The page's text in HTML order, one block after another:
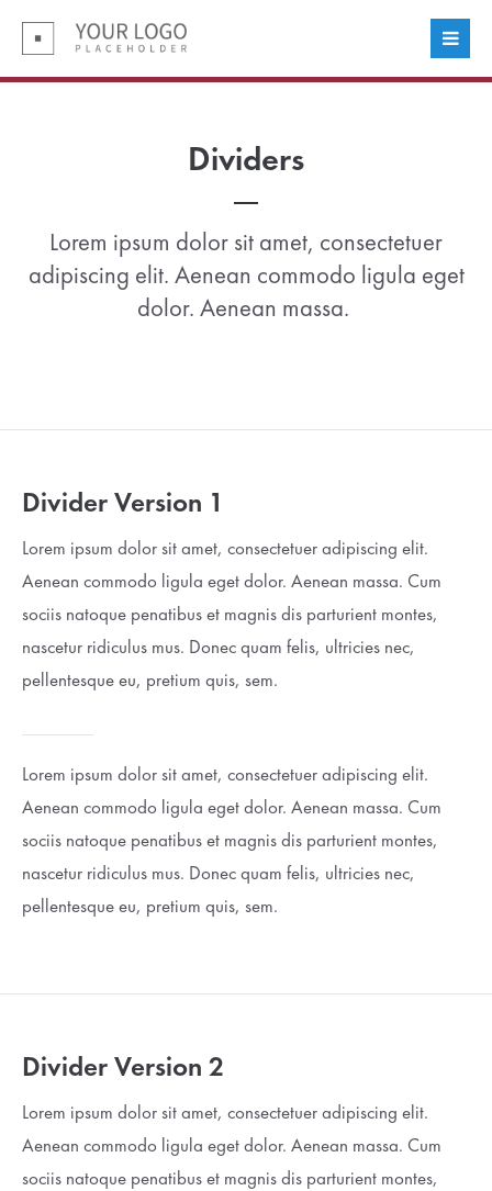
Login
Lorem ipsum dolor sit amet:
24h/ 365days
Mon - Fri 8:00am - 5:00pm
Get in touch
Cybersteel Inc.
376-293 City Road, Suite 600
info@yourdomain.com
About us
Lorem ipsum dolor sit amet, consectetuer adipiscing
Dividers
Lorem ipsum dolor sit amet, consectetuer
adipiscing elit. Aenean commodo ligula eget
dolor. Aenean massa.
Divider Version 1
Lorem ipsum dolor sit amet, consectetuer adipiscing elit.
Aenean commodo ligula eget dolor. Aenean massa. Cum
sociis natoque penatibus et magnis dis parturient montes,
nascetur ridiculus mus. Donec quam felis, ultricies nec,
pellentesque eu, pretium quis, sem.
Lorem ipsum dolor sit amet, consectetuer adipiscing elit.
Aenean commodo ligula eget dolor. Aenean massa. Cum
sociis natoque penatibus et magnis dis parturient montes,
nascetur ridiculus mus. Donec quam felis, ultricies nec,
pellentesque eu, pretium quis, sem.
Divider Version 2
Lorem ipsum dolor sit amet, consectetuer adipiscing elit.
Aenean commodo ligula eget dolor. Aenean massa. Cum
sociis natoque penatibus et magnis dis parturient montes,